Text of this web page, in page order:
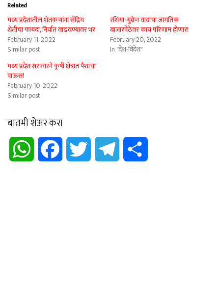
Related
मध्य प्रदेशातील शेतकऱ्यांना सेंद्रिय
शेतीचा फायदा, निर्यात वाढवण्यावर भर
February 11, 2022
Similar post
रशिया-युक्रेन वादाचा जागतिक
बाजारपेठेवर काय परिणाम होणार!
February 20, 2022
In "देश-विदेश"
मध्य प्रदेश सरकारने कृषी क्षेत्रात पैशांचा
पाऊस!
February 10, 2022
Similar post
बातमी शेअर करा
WhatsApp Facebook Twitter Telegram